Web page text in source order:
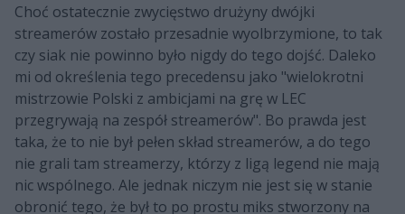
Choć ostatecznie zwycięstwo drużyny dwójki
streamerów zostało przesadnie wyolbrzymione, to tak
czy siak nie powinno było nigdy do tego dojść. Daleko
mi od określenia tego precedensu jako "wielokrotni
mistrzowie Polski z ambicjami na grę w LEC
przegrywają na zespół streamerów". Bo prawda jest
taka, że to nie był pełen skład streamerów, a do tego
nie grali tam streamerzy, którzy z ligą legend nie mają
nic wspólnego. Ale jednak niczym nie jest się w stanie
obronić tego, że był to po prostu miks stworzony na